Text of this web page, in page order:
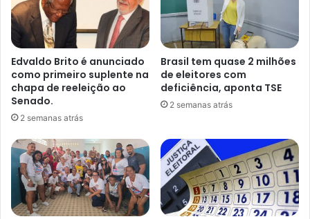
Edvaldo Brito é anunciado
como primeiro suplente na
chapa de reeleição ao
Senado.
2 semanas atrás
Brasil tem quase 2 milhões
de eleitores com
deficiência, aponta TSE
2 semanas atrás